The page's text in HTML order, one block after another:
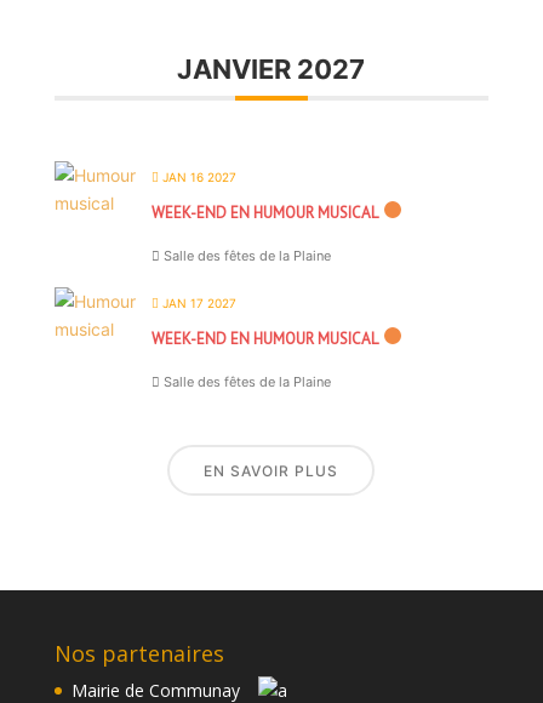
JANVIER 2027
JAN 16 2027
WEEK-END EN HUMOUR MUSICAL
Salle des fêtes de la Plaine
JAN 17 2027
WEEK-END EN HUMOUR MUSICAL
Salle des fêtes de la Plaine
EN SAVOIR PLUS
Nos partenaires
Mairie de Communay